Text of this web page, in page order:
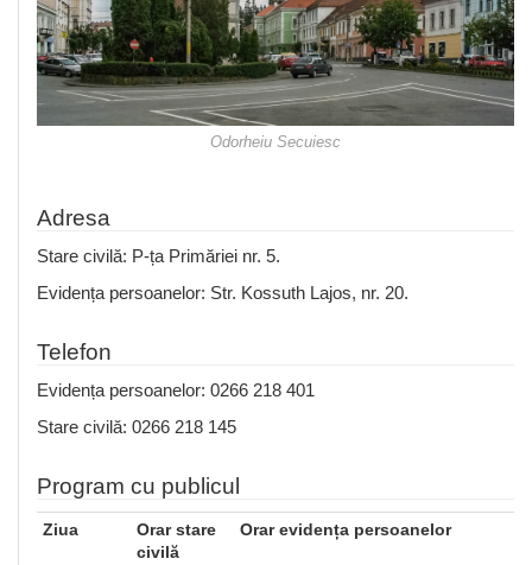
Odorheiu Secuiesc
Adresa
Stare civilă: P-ța Primăriei nr. 5.
Evidența persoanelor: Str. Kossuth Lajos, nr. 20.
Telefon
Evidența persoanelor: 0266 218 401
Stare civilă: 0266 218 145
Program cu publicul
Ziua
Orar stare
civilă
Orar evidența persoanelor